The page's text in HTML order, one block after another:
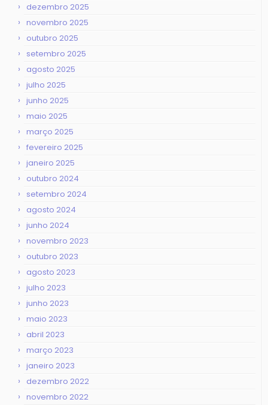
dezembro 2025
novembro 2025
outubro 2025
setembro 2025
agosto 2025
julho 2025
junho 2025
maio 2025
março 2025
fevereiro 2025
janeiro 2025
outubro 2024
setembro 2024
agosto 2024
junho 2024
novembro 2023
outubro 2023
agosto 2023
julho 2023
junho 2023
maio 2023
abril 2023
março 2023
janeiro 2023
dezembro 2022
novembro 2022